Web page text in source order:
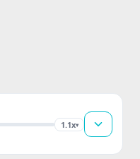
1.1x▾